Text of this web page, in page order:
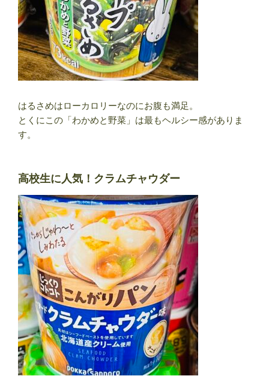
はるさめはローカロリーなのにお腹も満足。
とくにこの「わかめと野菜」は最もヘルシー感がありま
す。
高校生に人気！クラムチャウダー